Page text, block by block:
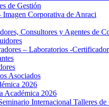
de Gestión
Imagen Corporativa de Anraci
Consultores y Agentes de
– Laboratorios -
Asociados
2026
Académica 2026
Internacional Talleres